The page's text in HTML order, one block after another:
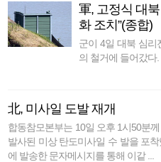
軍, 고정식 대
화 조치”(종합)
군이 4일 대북 심리
의 철거에 들어갔다.
北, 미사일 도발 재개
합동참모본부는 10일 오후 1시50분
발사된 미상 탄도미사일 수 발을 포
에 발송한 문자메시지를 통해 이같 ...